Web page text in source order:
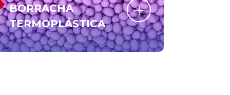
BORRACHA
TERMOPLÁSTICA